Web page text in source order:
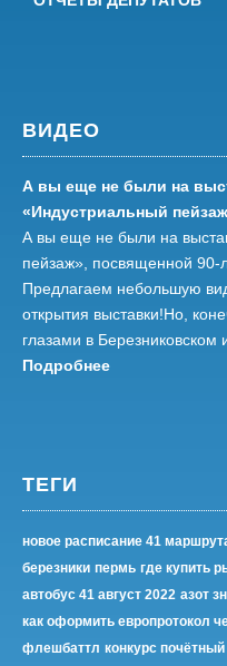
ВИДЕО
А вы еще не были на
«Индустриальный
А вы еще не были на
пейзаж», посвященной 90-
Предлагаем небольшую
открытия выставки!Но,
глазами в Березниковском
Подробнее
ТЕГИ
новое расписание 41
березники пермь где купить
автобус 41 август 2022 азот
как оформить европротокол
флешбаттл конкурс